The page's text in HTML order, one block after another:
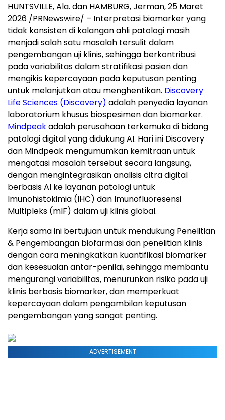
HUNTSVILLE, Ala. dan HAMBURG,Jerman, 25 Maret
2026 /PRNewswire/ – Interpretasi biomarker yang
tidak konsisten di kalangan ahli patologi masih
menjadi salah satu masalah tersulit dalam
pengembangan uji klinis, sehingga berkontribusi
pada variabilitas dalam stratifikasi pasien dan
mengikis kepercayaan pada keputusan penting
untuk melanjutkan atau menghentikan. Discovery
Life Sciences (Discovery) adalah penyedia layanan
laboratorium khusus biospesimen dan biomarker.
Mindpeakadalah perusahaan terkemuka di bidang
patologi digital yang didukung AI. Hari ini Discovery
dan Mindpeak mengumumkan kemitraan untuk
mengatasi masalah tersebut secara langsung,
dengan mengintegrasikan analisis citra digital
berbasis AI ke layanan patologi untuk
Imunohistokimia (IHC) dan Imunofluoresensi
Multipleks (mIF) dalam uji klinis global.
Kerja sama ini bertujuan untuk mendukung Penelitian
& Pengembangan biofarmasi dan penelitian klinis
dengan cara meningkatkan kuantifikasi biomarker
dan kesesuaian antar-penilai, sehingga membantu
mengurangi variabilitas, menurunkan risiko pada uji
klinis berbasis biomarker, dan memperkuat
kepercayaan dalam pengambilan keputusan
pengembangan yang sangat penting.
ADVERTISEMENT